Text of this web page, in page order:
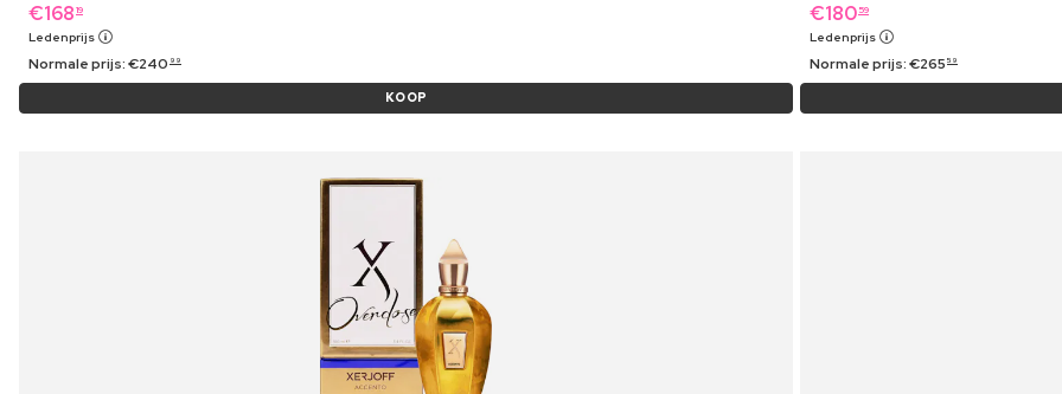
€168 19
Ledenprijs
Normale prijs:€240 99
KOOP
€180 59
Ledenprijs
Normale prijs:€265 59